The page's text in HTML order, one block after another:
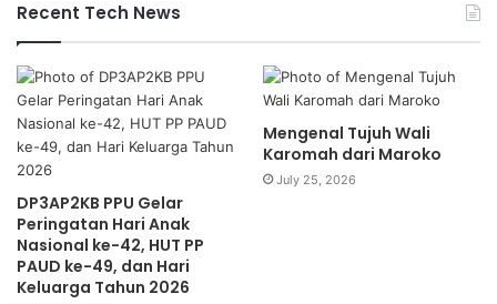
Recent Tech News
DP3AP2KB PPU Gelar
Peringatan Hari Anak
Nasional ke-42, HUT PP
PAUD ke-49, dan Hari
Keluarga Tahun 2026
Mengenal Tujuh Wali
Karomah dari Maroko
July 25, 2026